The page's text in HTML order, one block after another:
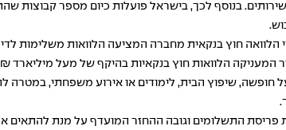
בנוסף לכך, בישראל פועלות כיום מספר קבוצות
חוץ בנקאית מחברה המציעה הלוואות משלימות
המעניקה הלוואות חוץ בנקאיות בהיקף של מעל מיליארד
חופשה, שיפוץ הבית, לימודים או אירוע משפחתי, במטרה
פריסת התשלומים וגובה ההחזר המועדף על מנת להתאים